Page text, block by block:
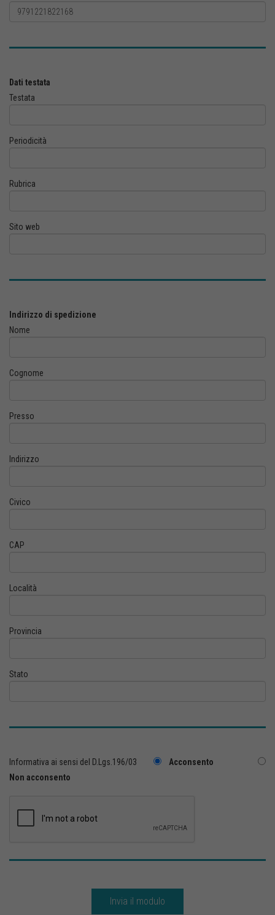
Dati testata
Testata
Periodicità
Rubrica
Sito web
Indirizzo di spedizione
Nome
Cognome
Presso
Indirizzo
Civico
CAP
Località
Provincia
Stato
Informativa ai sensi del D.Lgs.196/03
Acconsento
Non acconsento
Invia il modulo